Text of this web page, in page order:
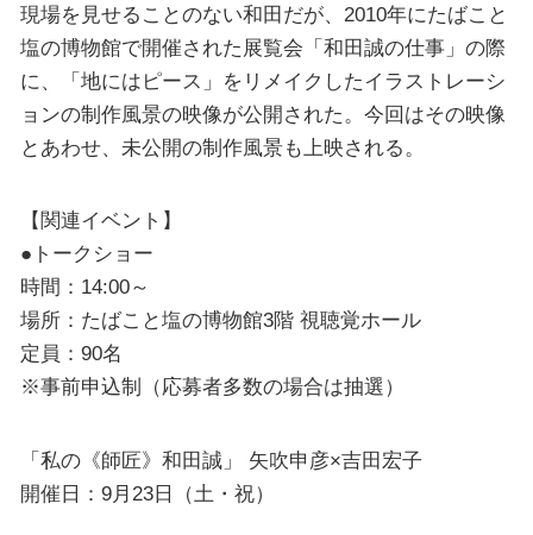
現場を見せることのない和田だが、2010年にたばこと
塩の博物館で開催された展覧会「和田誠の仕事」の際
に、「地にはピース」をリメイクしたイラストレーシ
ョンの制作風景の映像が公開された。今回はその映像
とあわせ、未公開の制作風景も上映される。
【関連イベント】
●トークショー
時間：14:00～
場所：たばこと塩の博物館3階 視聴覚ホール
定員：90名
※事前申込制（応募者多数の場合は抽選）
「私の《師匠》和田誠」 矢吹申彦×吉田宏子
開催日：9月23日（土・祝）